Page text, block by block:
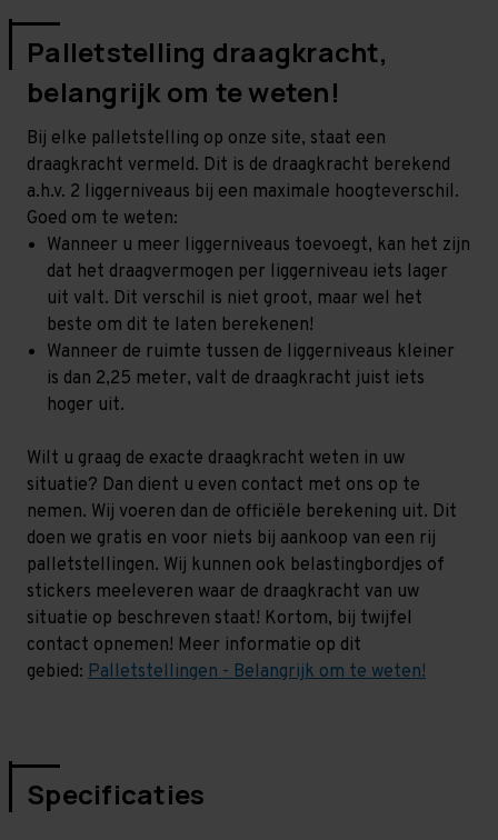
Palletstelling draagkracht,
belangrijk om te weten!
Bij elke palletstelling op onze site, staat een
draagkracht vermeld. Dit is de draagkracht berekend
a.h.v. 2 liggerniveaus bij een maximale hoogteverschil.
Goed om te weten:
Wanneer u meer liggerniveaus toevoegt, kan het zijn
dat het draagvermogen per liggerniveau iets lager
uit valt. Dit verschil is niet groot, maar wel het
beste om dit te laten berekenen!
Wanneer de ruimte tussen de liggerniveaus kleiner
is dan 2,25 meter, valt de draagkracht juist iets
hoger uit.
Wilt u graag de exacte draagkracht weten in uw
situatie? Dan dient u even contact met ons op te
nemen. Wij voeren dan de officiële berekening uit. Dit
doen we gratis en voor niets bij aankoop van een rij
palletstellingen. Wij kunnen ook belastingbordjes of
stickers meeleveren waar de draagkracht van uw
situatie op beschreven staat! Kortom, bij twijfel
contact opnemen! Meer informatie op dit
gebied: Palletstellingen - Belangrijk om te weten!
Specificaties